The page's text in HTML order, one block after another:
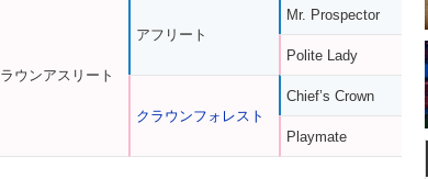
ウンアスリート
アフリート
クラウンフォレスト
Mr. Prospector
Polite Lady
Chief’s Crown
Playmate